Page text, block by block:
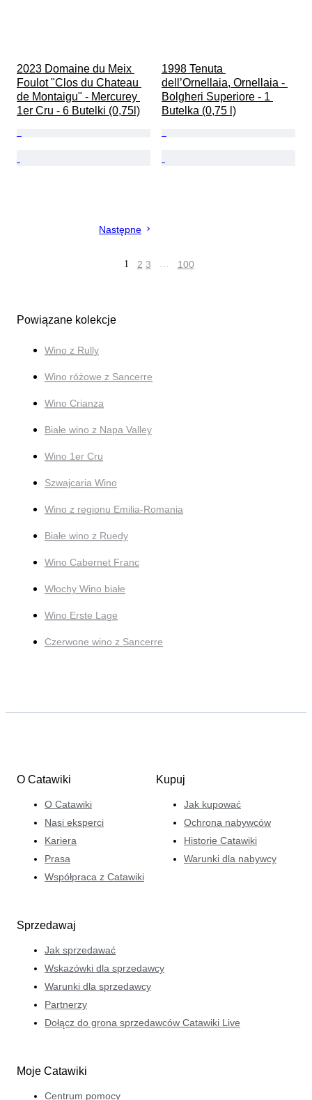
2023 Domaine du Meix
Foulot "Clos du Chateau
de Montaigu" - Mercurey
1er Cru - 6 Butelki (0,75l)
1998 Tenuta
dell’Ornellaia, Ornellaia -
Bolgheri Superiore - 1
Butelka (0,75 l)
Następne
1 2 3 … 100
Powiązane kolekcje
Wino z Rully
Wino różowe z Sancerre
Wino Crianza
Białe wino z Napa Valley
Wino 1er Cru
Szwajcaria Wino
Wino z regionu Emilia-Romania
Białe wino z Ruedy
Wino Cabernet Franc
Włochy Wino białe
Wino Erste Lage
Czerwone wino z Sancerre
O Catawiki
O Catawiki
Nasi eksperci
Kariera
Prasa
Współpraca z Catawiki
Kupuj
Jak kupować
Ochrona nabywców
Historie Catawiki
Warunki dla nabywcy
Sprzedawaj
Jak sprzedawać
Wskazówki dla sprzedawcy
Warunki dla sprzedawcy
Partnerzy
Dołącz do grona sprzedawców Catawiki Live
Moje Catawiki
Centrum pomocy